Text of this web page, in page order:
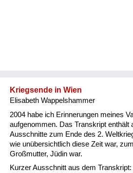
Kriegsende in Wien
Elisabeth Wappelshammer
2004 habe ich Erinnerungen meines
aufgenommen. Das Transkript enthält
Ausschnitte zum Ende des 2.
wie unübersichtlich diese Zeit war,
Großmutter, Jüdin war.
Kurzer Ausschnitt aus dem